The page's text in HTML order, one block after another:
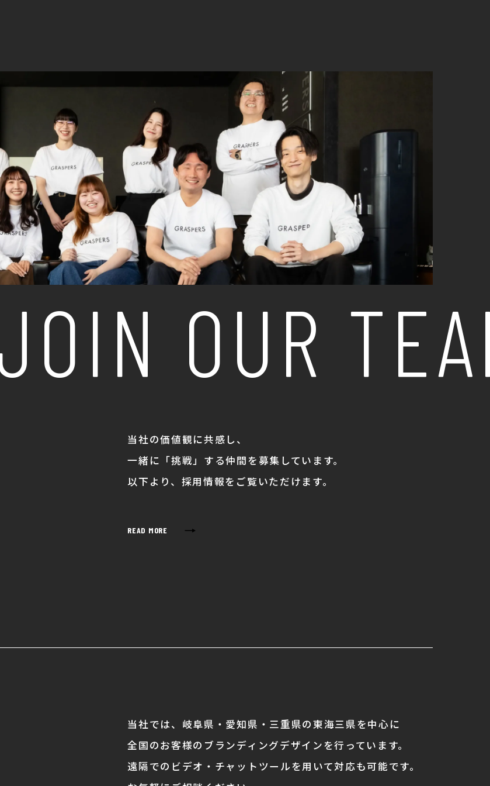
OUR TEAM
当社の価値観に共感し、
一緒に「挑戦」する仲間を募集しています。
以下より、採用情報をご覧いただけます。
READ MORE →
当社では、岐阜県・愛知県・三重県の東海三県を中心に
全国のお客様のブランディングデザインを行っています。
遠隔でのビデオ・チャットツールを用いて対応も可能です。